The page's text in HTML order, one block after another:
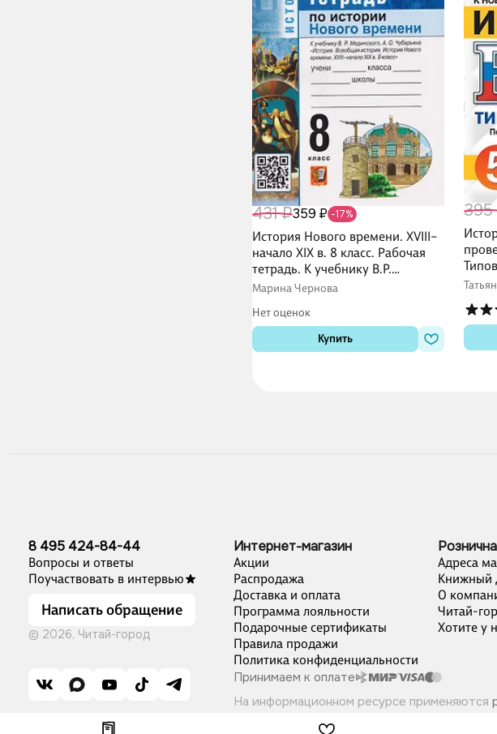
431 ₽359 ₽ -17%
История Нового времени. XVIII–
начало XIX в. 8 класс. Рабочая
тетрадь. К учебнику В.Р.
Мединского, А.О. Чубарьяна
Марина Чернова
Нет оценок
Купить
395
8 495 424-84-44
Вопросы и ответы
Поучаствовать в интервью
Написать обращение
© 2026, Читай-город
Интернет-магазин
Акции
Распродажа
Доставка и оплата
Программа лояльности
Подарочные сертификаты
Правила продажи
Политика конфиденциальности
Адреса
Книжный
О
Читай-
Хотите у
Принимаем к оплате
На информационном ресурсе применяются